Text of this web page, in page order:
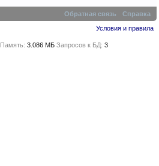
Обратная связь
Справка
Условия и правила
Память: 3.086 МБ Запросов к БД: 3